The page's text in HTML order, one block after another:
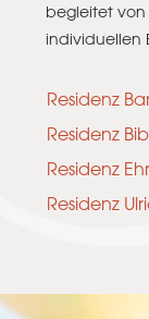
begleitet
individuellen
Residenz
Residenz
Residenz
Residenz